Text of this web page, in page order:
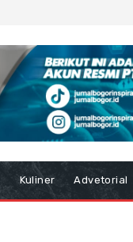
Kuliner Advetorial